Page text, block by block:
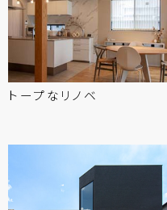
トープな リノベ